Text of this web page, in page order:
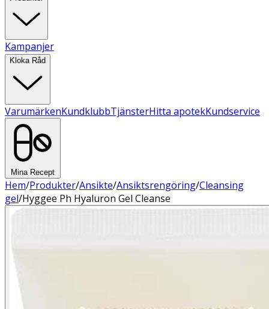
Kampanjer
Kloka Råd
VarumärkenKundklubbTjänsterHitta apotekKundservice
Mina Recept
Hem/Produkter/Ansikte/Ansiktsrengöring/Cleansing
gel/Hyggee Ph Hyaluron Gel Cleanse